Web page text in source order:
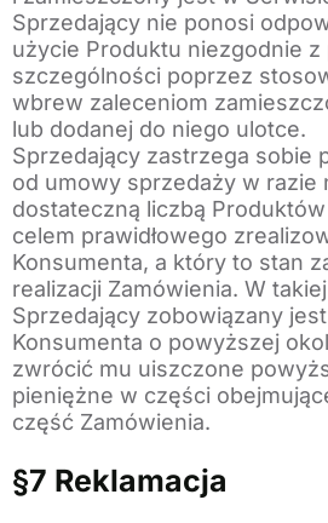
Sprzedający nie ponosi
użycie Produktu niezgodnie
szczególności poprzez
wbrew zaleceniom
lub dodanej do niego ulotce.
Sprzedający zastrzega sobie
od umowy sprzedaży w razie
dostateczną liczbą
celem prawidłowego
Konsumenta, a który to stan
realizacji Zamówienia. W
Sprzedający zobowiązany
Konsumenta o powyższej
zwrócić mu uiszczone
pieniężne w części
część Zamówienia.
§7 Reklamacja